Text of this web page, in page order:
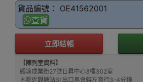
貨品編號： OE41562001
查貨
立即結帳
【陳列室資料】
觀塘成業街27號日昇中心3樓302室
＊鄰近觀塘站B1出口馬會轉左直行3-4分鐘